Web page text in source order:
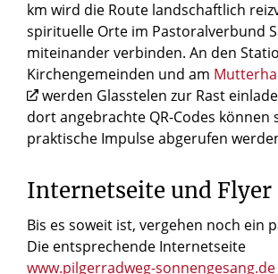
km wird die Route landschaftlich
spirituelle Orte im Pastoralverbund
miteinander verbinden. An den
Kirchengemeinden und am
werden Glasstelen zur Rast
dort angebrachte QR-Codes können
praktische Impulse abgerufen
Internetseite und Flyer
Bis es soweit ist, vergehen noch ein
Die entsprechende Internetseite
www.pilgerradweg-sonnengesang.de